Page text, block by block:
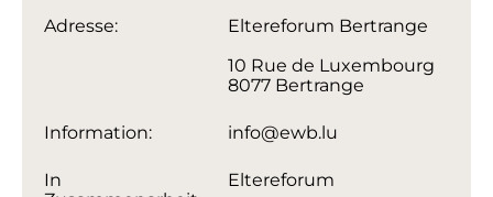
Adresse:
Eltereforum Bertrange
10 Rue de Luxembourg
8077 Bertrange
Information: info@ewb.lu
In
Eltereforum